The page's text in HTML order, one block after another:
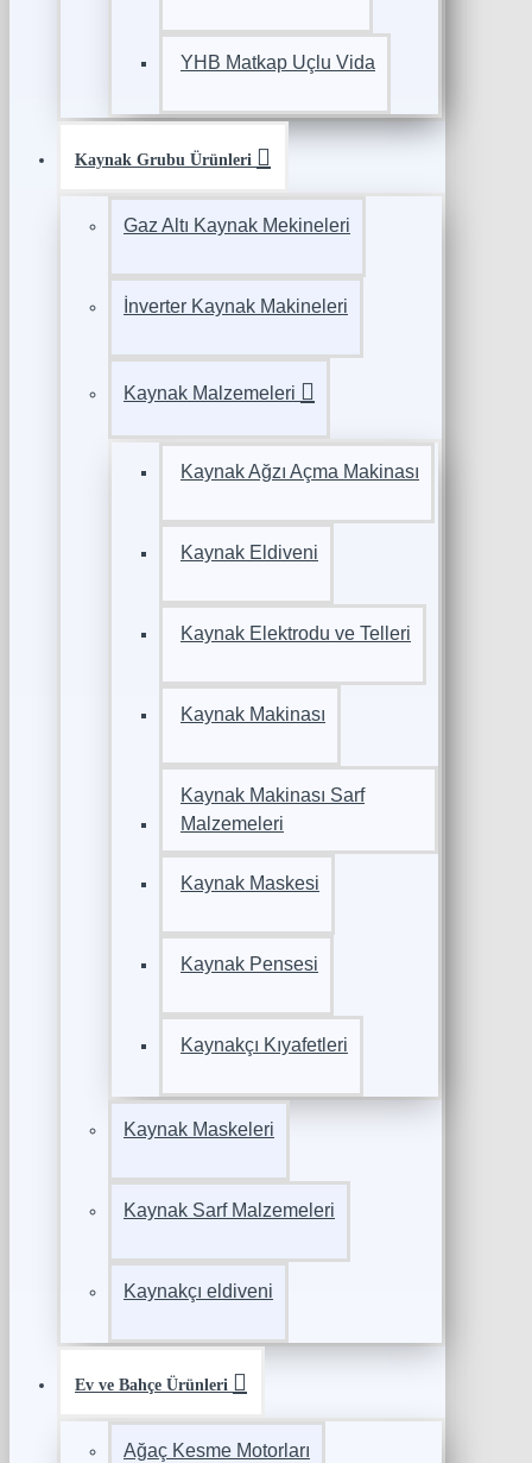
YHB Matkap Uçlu Vida
Kaynak Grubu Ürünleri
Gaz Altı Kaynak Mekineleri
İnverter Kaynak Makineleri
Kaynak Malzemeleri
Kaynak Ağzı Açma Makinası
Kaynak Eldiveni
Kaynak Elektrodu ve Telleri
Kaynak Makinası
Kaynak Makinası Sarf
Malzemeleri
Kaynak Maskesi
Kaynak Pensesi
Kaynakçı Kıyafetleri
Kaynak Maskeleri
Kaynak Sarf Malzemeleri
Kaynakçı eldiveni
Ev ve Bahçe Ürünleri
Ağaç Kesme Motorları